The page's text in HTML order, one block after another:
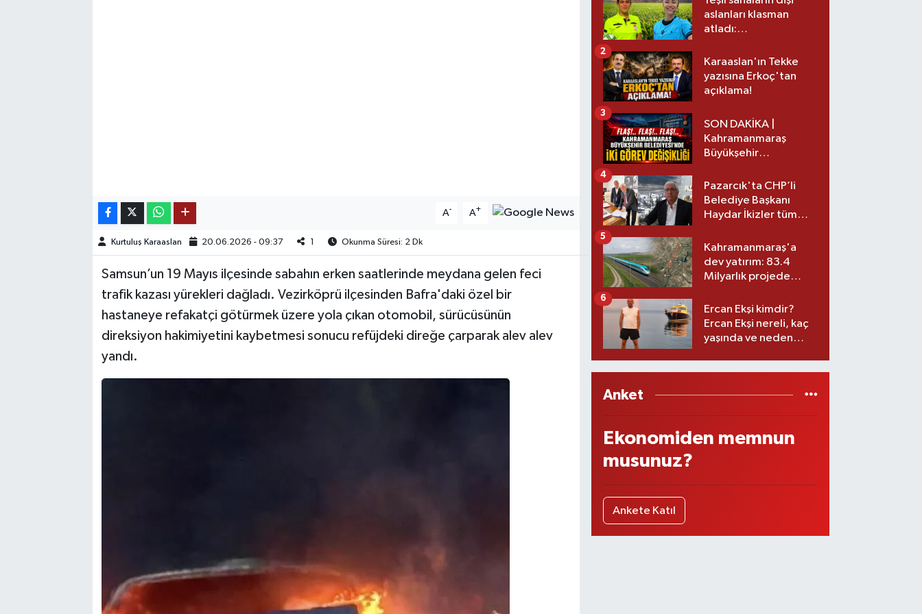
A- A+
Kurtuluş Karaaslan 20.06.2026 - 09:37 Okunma Süresi: 2 Dk
Samsun’un 19 Mayıs ilçesinde sabahın erken saatlerinde meydana gelen feci
trafik kazası yürekleri dağladı. Vezirköprü ilçesinden Bafra'daki özel bir
hastaneye refakatçi götürmek üzere yola çıkan otomobil, sürücüsünün
direksiyon hakimiyetini kaybetmesi sonucu refüjdeki direğe çarparak alev alev
yandı.
aslanları klasman
atladı:
üst lige iki transfer!
Karaaslan'ın Tekke
yazısına Erkoç'tan
açıklama!
2
SON DAKİKA |
Kahramanmaraş
Büyükşehir
görev değişikliği!
3
Pazarcık'ta CHP’li
Belediye Başkanı
Haydar İkizler tüm
yeni partisi
4
Kahramanmaraş'a
dev yatırım: 83.4
Milyarlık projede
5
Ercan Ekşi kimdir?
Ercan Ekşi nereli, kaç
yaşında ve neden
6
Anket
Ekonomiden memnun
musunuz?
Ankete Katıl